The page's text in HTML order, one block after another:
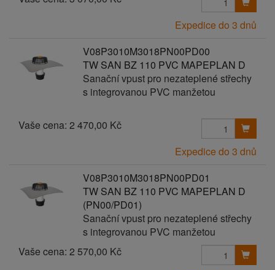
Expedice do 3 dnů
V08P3010M3018PN00PD00
TW SAN BZ 110 PVC MAPEPLAN D
Sanační vpust pro nezateplené střechy
s integrovanou PVC manžetou
Vaše cena: 2 470,00 Kč
Expedice do 3 dnů
V08P3010M3018PN00PD01
TW SAN BZ 110 PVC MAPEPLAN D
(PN00/PD01)
Sanační vpust pro nezateplené střechy
s integrovanou PVC manžetou
Vaše cena: 2 570,00 Kč